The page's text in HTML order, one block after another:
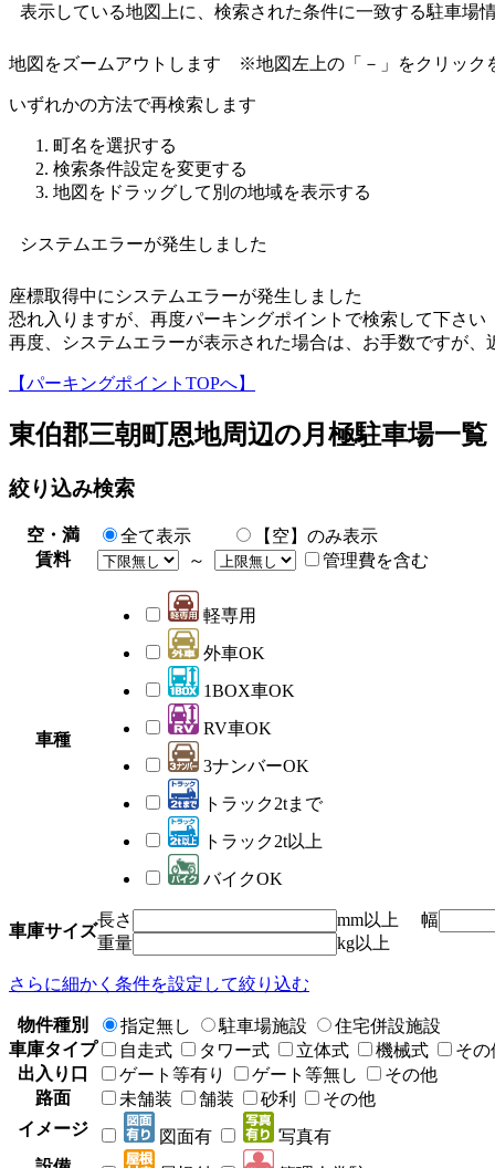
表示している地図上に、検索された条件に一致する駐車場
地図をズームアウトします ※地図左上の「－」をクリック
いずれかの方法で再検索します
町名を選択する
検索条件設定を変更する
地図をドラッグして別の地域を表示する
システムエラーが発生しました
座標取得中にシステムエラーが発生しました
恐れ入りますが、再度パーキングポイントで検索して下さい
再度、システムエラーが表示された場合は、お手数ですが
【パーキングポイントTOPへ】
東伯郡三朝町恩地周辺の月極駐車場一覧
絞り込み検索
空・満 全て表示
【空】のみ表示
賃料
～ 管理費を含む
車種
軽専用
外車OK
1BOX車OK
RV車OK
3ナンバーOK
トラック2tまで
トラック2t以上
バイクOK
車庫サイズ
長さ mm以上 幅
重量
kg以上
さらに細かく条件を設定して絞り込む
物件種別 指定無し 駐車場施設
住宅併設施設
車庫タイプ
自走式 タワー式 立体式 機械式
その
出入り口
ゲート等有り ゲート等無し
その他
路面
未舗装 舗装 砂利
その他
イメージ
図面有
写真有